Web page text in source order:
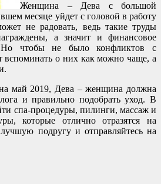
Женщина – Дева с большой
месяце уйдет с головой в работу
не радовать, ведь такие труды
а значит и финансовое
Но чтобы не было конфликтов с
о них как можно чаще, а
на май 2019, Дева – женщина должна
и правильно подобрать уход. В
спа-процедуры, пилинги, массаж и
которые отлично отразятся на
подругу и отправляйтесь на